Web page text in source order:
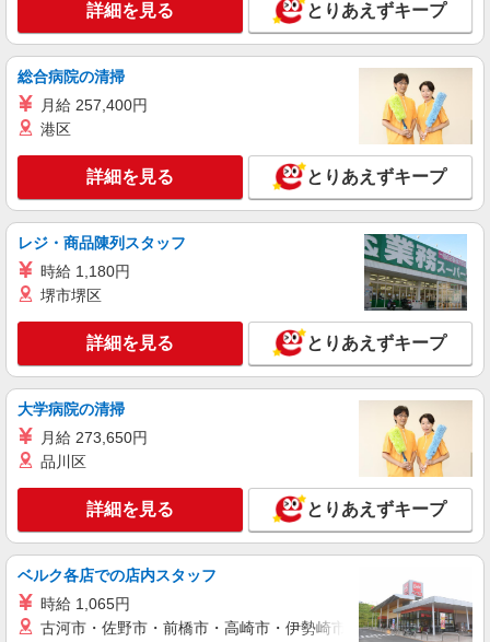
詳細を見る とりあえずキープ
総合病院の清掃
月給 257,400円
港区
詳細を見る とりあえずキープ
レジ・商品陳列スタッフ
時給 1,180円
堺市堺区
詳細を見る とりあえずキープ
大学病院の清掃
月給 273,650円
品川区
詳細を見る とりあえずキープ
ベルク各店での店内スタッフ
時給 1,065円
古河市・佐野市・前橋市・高崎市・伊勢崎市・太田市・館林市